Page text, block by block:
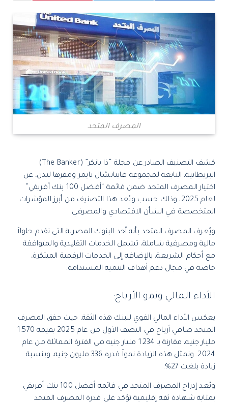
المصرف المتحد
كشف
التصنيف الصادر عن مجلة “ذا بانكر” (The Banker)
البريطانية، التابعة لمجموعة فاينانشال تايمز ومقرها لندن،عن
اختيار المصرف المتحد ضمن قائمة “أفضل 100 بنك أفريقي”
لعام 2025، وذلك حسب ويُعد هذا التصنيف من أبرز المؤشرات
المتخصصة في الشأن الاقتصادي والمصرفي.
ويُعرف المصرف المتحد بأنه أحد البنوك المصرية التي تقدم حلولاً
مالية ومصرفية شاملة، تشمل الخدمات التقليدية والمتوافقة
مع أحكام الشريعة، بالإضافة إلى الخدمات الرقمية المبتكرة،
خاصة في مجال دعم أهداف التنمية المستدامة.
الأداء المالي ونمو الأرباح:
يعكس الأداء المالي القوي للبنك هذه الثقة، حيث حقق المصرف
المتحد صافي أرباح في النصف الأول من عام 2025 بقيمة 1.570
مليار جنيه، مقارنة بـ 1.234 مليار جنيه في الفترة المماثلة من عام
2024. وتمثل هذه الزيادة نمواً قدره 336 مليون جنيه، وبنسبة
زيادة بلغت 27%.
ويُعد إدراج المصرف المتحد في قائمة أفضل 100 بنك أفريقي
بمثابة شهادة ثقة إقليمية تؤكد على قدرة المصرف المتحد